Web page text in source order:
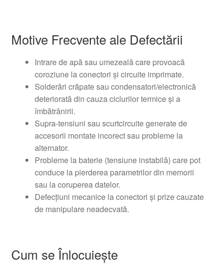
Motive Frecvente ale Defectării
Intrare de apă sau umezeală care provoacă
coroziune la conectori și circuite imprimate.
Solderări crăpate sau condensatori/electronică
deteriorată din cauza ciclurilor termice și a
îmbătrânirii.
Supra-tensiuni sau scurtcircuite generate de
accesorii montate incorect sau probleme la
alternator.
Probleme la baterie (tensiune instabilă) care pot
conduce la pierderea parametrilor din memorii
sau la coruperea datelor.
Defecțiuni mecanice la conectori și prize cauzate
de manipulare neadecvată.
Cum se Înlocuiește